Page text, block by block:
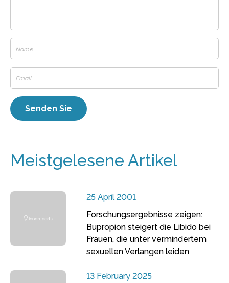
Meistgelesene Artikel
25 April 2001
Forschungsergebnisse zeigen:
Bupropion steigert die Libido bei
Frauen, die unter vermindertem
sexuellen Verlangen leiden
13 February 2025